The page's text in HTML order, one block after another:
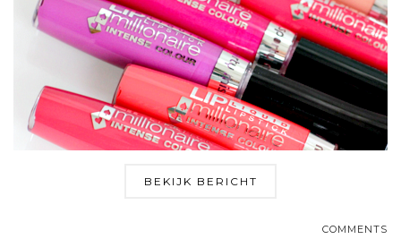
BEKIJK BERICHT
COMMENTS